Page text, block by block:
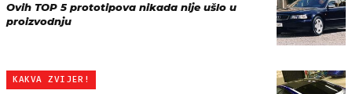
Ovih TOP 5 prototipova nikada nije ušlo u
proizvodnju
KAKVA ZVIJER!